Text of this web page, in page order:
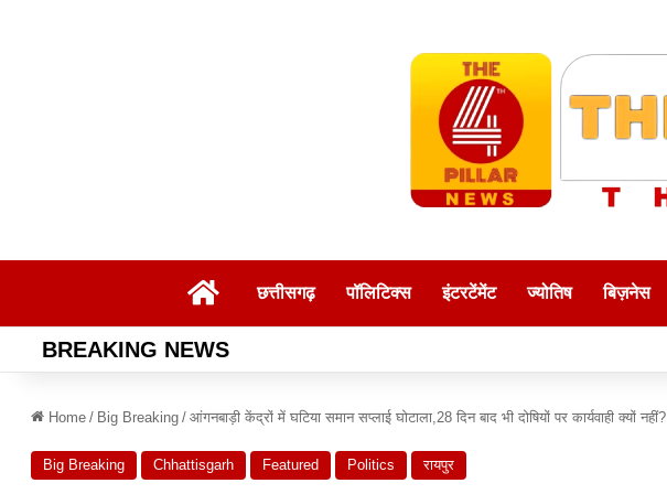
Homeछत्तीसगढ़ पॉलिटिक्स इंटरटेंमेंट ज्योतिष बिज़नेस
BREAKING NEWS
Home / Big Breaking / आंगनबाड़ी केंद्रों में घटिया समान सप्लाई घोटाला,28 दिन बाद भी दोषियों पर कार्यवाही क्यों नहीं?
Big Breaking Chhattisgarh Featured Politics रायपुर